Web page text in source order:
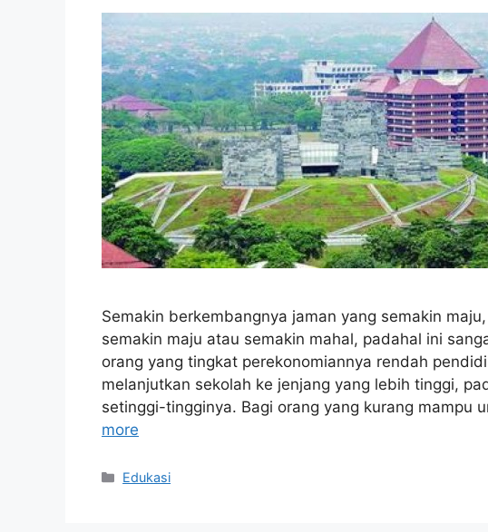
Semakin berkembangnya jaman yang semakin
semakin maju atau semakin mahal, padahal ini
orang yang tingkat perekonomiannya rendah
melanjutkan sekolah ke jenjang yang lebih tinggi,
setinggi-tingginya. Bagi orang yang kurang mampu
more
Categories
Edukasi